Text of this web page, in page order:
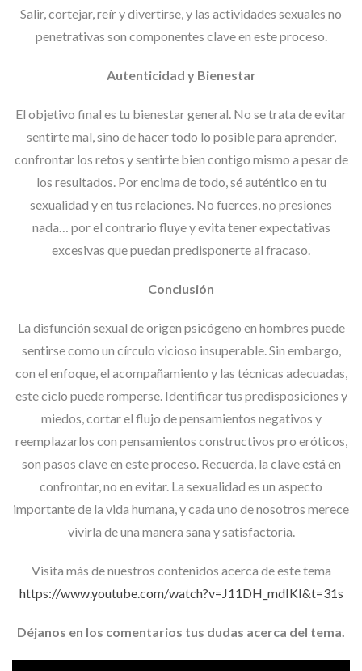
Salir, cortejar, reír y divertirse, y las actividades sexuales no
penetrativas son componentes clave en este proceso.
Autenticidad y Bienestar
El objetivo final es tu bienestar general. No se trata de evitar
sentirte mal, sino de hacer todo lo posible para aprender,
confrontar los retos y sentirte bien contigo mismo a pesar de
los resultados. Por encima de todo, sé auténtico en tu
sexualidad y en tus relaciones. No fuerces, no presiones
nada… por el contrario fluye y evita tener expectativas
excesivas que puedan predisponerte al fracaso.
Conclusión
La disfunción sexual de origen psicógeno en hombres puede
sentirse como un círculo vicioso insuperable. Sin embargo,
con el enfoque, el acompañamiento y las técnicas adecuadas,
este ciclo puede romperse. Identificar tus predisposiciones y
miedos, cortar el flujo de pensamientos negativos y
reemplazarlos con pensamientos constructivos pro eróticos,
son pasos clave en este proceso. Recuerda, la clave está en
confrontar, no en evitar. La sexualidad es un aspecto
importante de la vida humana, y cada uno de nosotros merece
vivirla de una manera sana y satisfactoria.
Visita más de nuestros contenidos acerca de este tema
https://www.youtube.com/watch?v=J11DH_mdIKI&t=31s
Déjanos en los comentarios tus dudas acerca del tema.